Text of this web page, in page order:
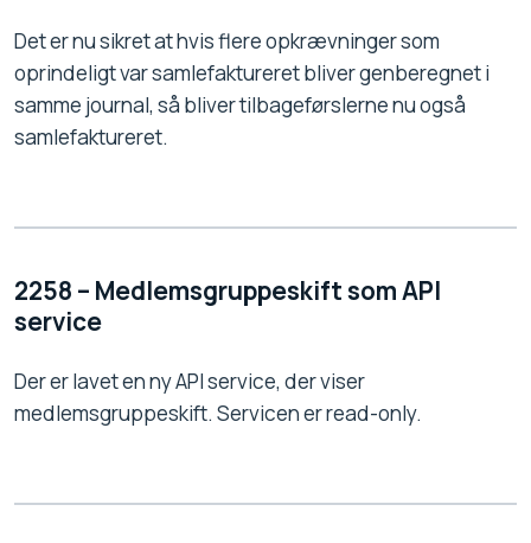
Det er nu sikret at hvis flere opkrævninger som
oprindeligt var samlefaktureret bliver genberegnet i
samme journal, så bliver tilbageførslerne nu også
samlefaktureret.
2258 – Medlemsgruppeskift som API
service
Der er lavet en ny API service, der viser
medlemsgruppeskift. Servicen er read-only.